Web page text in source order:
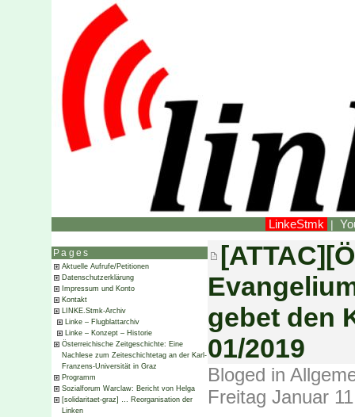
LinkeStmk |
Pages
Aktuelle Aufrufe/Petitionen
Datenschutzerklärung
Impressum und Konto
Kontakt
LINKE.Stmk-Archiv
Linke – Flugblattarchiv
Linke – Konzept – Historie
Österreichische Zeitgeschichte: Eine
Nachlese zum Zeiteschichtetag an der Karl-
Franzens-Universität in Graz
Programm
Sozialforum Warclaw: Bericht von Helga
[solidaritaet-graz] … Reorganisation der
Linken
gebet den
01/2019
Bloged in
Freitag Januar